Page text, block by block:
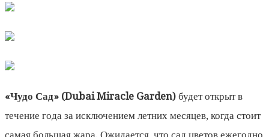
«Чудо Сад» (Dubai Miracle Garden) будет открыт в
течение года за исключением летних месяцев, когда стоит
самая большая жара. Ожидается, что сад цветов ежегодно